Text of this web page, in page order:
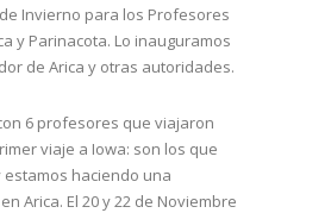
Invierno para los Profesores
y Parinacota. Lo inauguramos
de Arica y otras autoridades.
6 profesores que viajaron
viaje a Iowa: son los que
haciendo una
Arica. El 20 y 22 de Noviembre